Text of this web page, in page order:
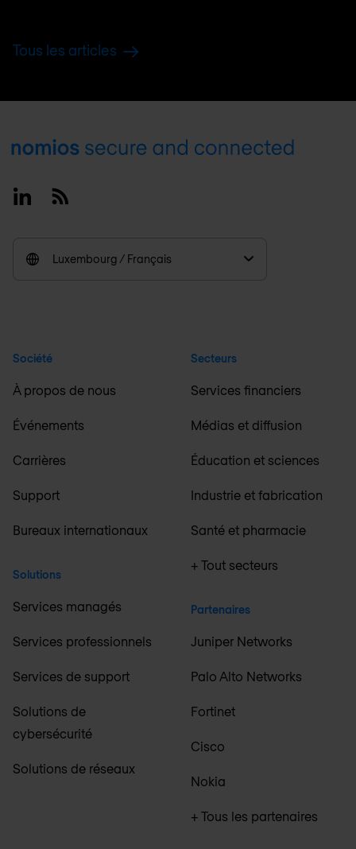
Tous les articles
Footer
LinkedinRSS
Luxembourg / Français
Société
À propos de nous
Événements
Carrières
Support
Bureaux internationaux
Solutions
Services managés
Services professionnels
Services de support
Solutions de
cybersécurité
Solutions de réseaux
Secteurs
Services financiers
Médias et diffusion
Éducation et sciences
Industrie et fabrication
Santé et pharmacie
+ Tout secteurs
Partenaires
Juniper Networks
Palo Alto Networks
Fortinet
Cisco
Nokia
+ Tous les partenaires